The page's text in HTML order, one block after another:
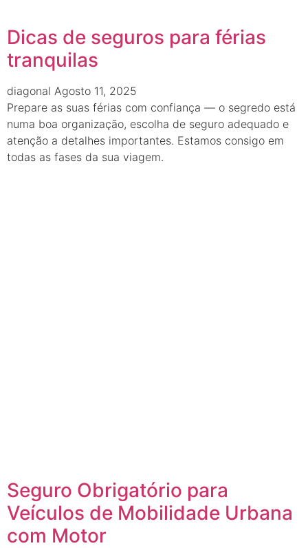
Dicas de seguros para férias
tranquilas
diagonal Agosto 11, 2025
Prepare as suas férias com confiança — o segredo está
numa boa organização, escolha de seguro adequado e
atenção a detalhes importantes. Estamos consigo em
todas as fases da sua viagem.
Seguro Obrigatório para
Veículos de Mobilidade Urbana
com Motor